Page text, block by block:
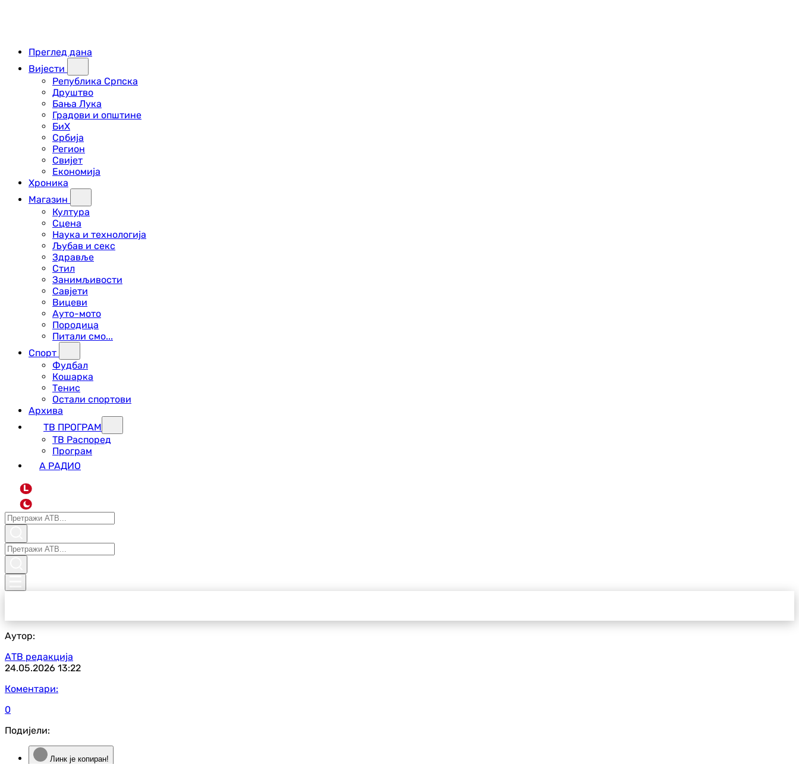
Преглед дана
Вијести
Република Српска
Друштво
Бања Лука
Градови и општине
БиХ
Србија
Регион
Свијет
Економија
Хроника
Магазин
Култура
Сцена
Наука и технологија
Љубав и секс
Здравље
Стил
Занимљивости
Савјети
Вицеви
Ауто-мото
Породица
Питали смо...
Спорт
Фудбал
Кошарка
Тенис
Остали спортови
Архива
ТВ ПРОГРАМ
ТВ Распоред
Програм
А РАДИО
L
Аутор:
АТВ редакција
24.05.2026 13:22
Коментари:
0
Подијели:
Линк је копиран!